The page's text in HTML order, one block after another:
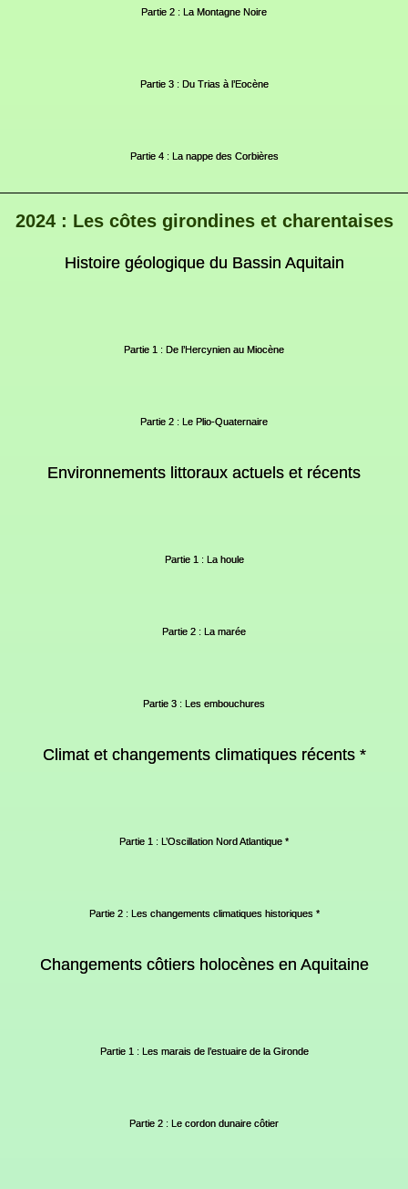
Partie 2 : La Montagne Noire
Partie 3 : Du Trias à l’Eocène
Partie 4 : La nappe des Corbières
2024 : Les côtes girondines et charentaises
Histoire géologique du Bassin Aquitain
Partie 1 : De l’Hercynien au Miocène
Partie 2 : Le Plio-Quaternaire
Environnements littoraux actuels et récents
Partie 1 : La houle
Partie 2 : La marée
Partie 3 : Les embouchures
Climat et changements climatiques récents *
Partie 1 : L’Oscillation Nord Atlantique *
Partie 2 : Les changements climatiques historiques *
Changements côtiers holocènes en Aquitaine
Partie 1 : Les marais de l’estuaire de la Gironde
Partie 2 : Le cordon dunaire côtier